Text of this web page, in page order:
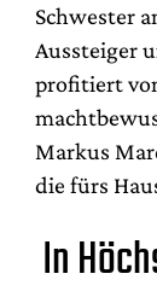
Schwester
Aussteiger
profitiert
Markus
die fürs
In